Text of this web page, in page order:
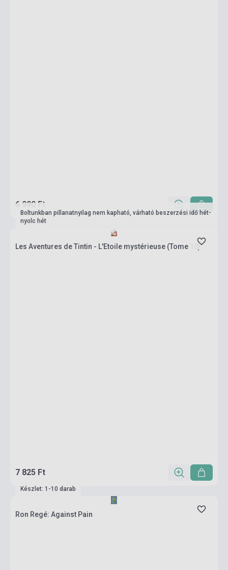
6 990 Ft
Boltunkban pillanatnyilag nem kapható, várható beszerzési idő hét-
nyolc hét
Les Aventures de Tintin - L'Etoile mystérieuse (Tome 10)
7 825 Ft
Készlet: 1-10 darab
Ron Regé: Against Pain